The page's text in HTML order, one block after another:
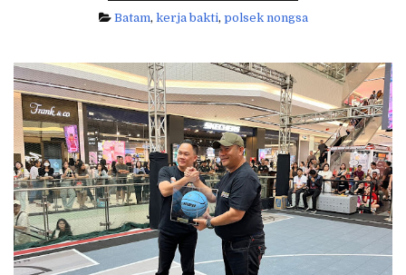
Batam, kerja bakti, polsek nongsa